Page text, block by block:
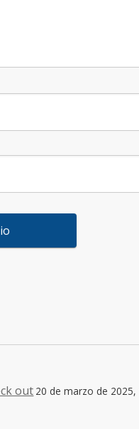
out 20 de marzo de 2025,